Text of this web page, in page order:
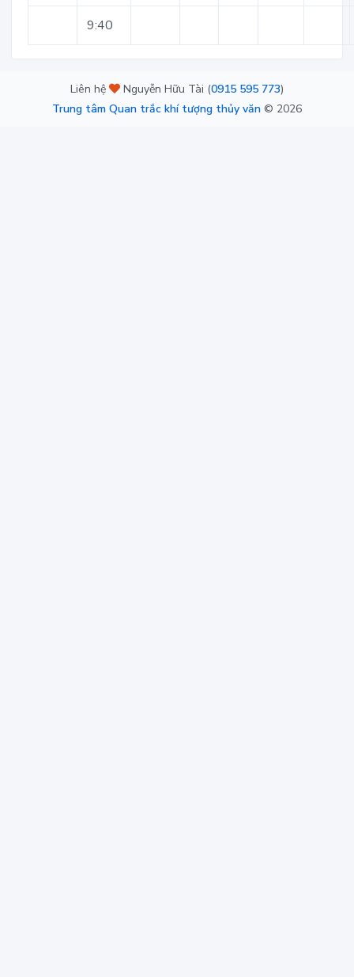
9:40
Liên hệ Nguyễn Hữu Tài (0915 595 773)
Trung tâm Quan trắc khí tượng thủy văn © 2026